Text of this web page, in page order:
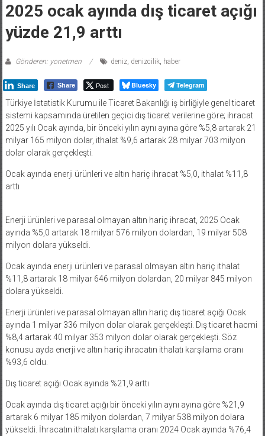
2025 ocak ayında dış ticaret açığı
yüzde 21,9 arttı
Gönderen: yonetmen deniz, denizcilik, haber
Share Share Post Bluesky Telegram
Türkiye İstatistik Kurumu ile Ticaret Bakanlığı iş birliğiyle genel ticaret
sistemi kapsamında üretilen geçici dış ticaret verilerine göre; ihracat
2025 yılı Ocak ayında, bir önceki yılın aynı ayına göre %5,8 artarak 21
milyar 165 milyon dolar, ithalat %9,6 artarak 28 milyar 703 milyon
dolar olarak gerçekleşti.
Ocak ayında enerji ürünleri ve altın hariç ihracat %5,0, ithalat %11,8
arttı
Enerji ürünleri ve parasal olmayan altın hariç ihracat, 2025 Ocak
ayında %5,0 artarak 18 milyar 576 milyon dolardan, 19 milyar 508
milyon dolara yükseldi.
Ocak ayında enerji ürünleri ve parasal olmayan altın hariç ithalat
%11,8 artarak 18 milyar 646 milyon dolardan, 20 milyar 845 milyon
dolara yükseldi.
Enerji ürünleri ve parasal olmayan altın hariç dış ticaret açığı Ocak
ayında 1 milyar 336 milyon dolar olarak gerçekleşti. Dış ticaret hacmi
%8,4 artarak 40 milyar 353 milyon dolar olarak gerçekleşti. Söz
konusu ayda enerji ve altın hariç ihracatın ithalatı karşılama oranı
%93,6 oldu.
Dış ticaret açığı Ocak ayında %21,9 arttı
Ocak ayında dış ticaret açığı bir önceki yılın aynı ayına göre %21,9
artarak 6 milyar 185 milyon dolardan, 7 milyar 538 milyon dolara
yükseldi. İhracatın ithalatı karşılama oranı 2024 Ocak ayında %76,4